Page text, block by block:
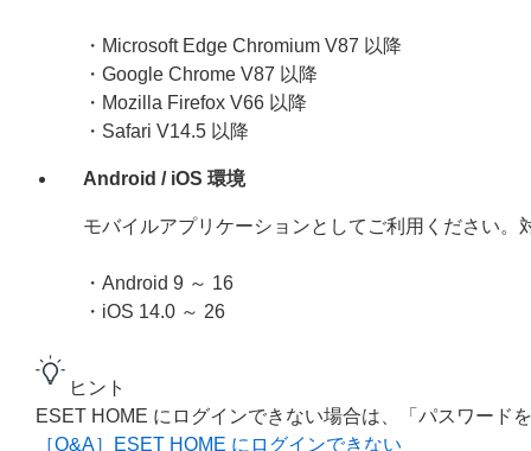
・Microsoft Edge Chromium V87 以降
・Google Chrome V87 以降
・Mozilla Firefox V66 以降
・Safari V14.5 以降
Android / iOS 環境
モバイルアプリケーションとしてご利用ください。
・Android 9 ～ 16
・iOS 14.0 ～ 26
ヒント
ESET HOME にログインできない場合は、「パスワード
［Q&A］ESET HOME にログインできない